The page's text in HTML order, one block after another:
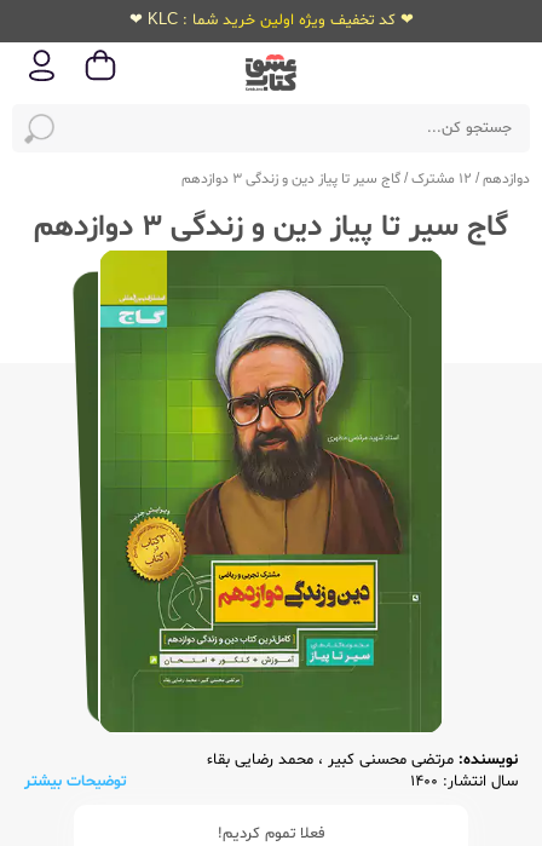
❤ کد تخفیف ویژه اولین خرید شما : KLC ❤
دوازدهم/ 12 مشترک /گاج سیر تا پیاز دین و زندگی 3 دوازدهم
گاج سیر تا پیاز دین و زندگی 3 دوازدهم
نویسنده: مرتضی محسنی کبیر ، محمد رضایی بقاء
سال انتشار: 1400
توضیحات بیشتر
فعلا تموم کردیم!